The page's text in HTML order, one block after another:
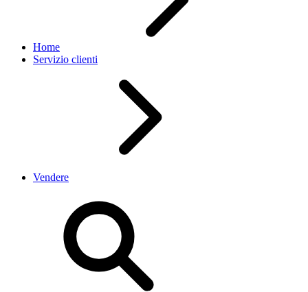
Home
Servizio clienti
Vendere